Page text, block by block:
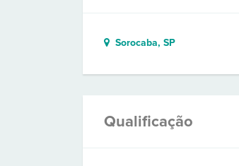
Sorocaba, SP
Qualificação